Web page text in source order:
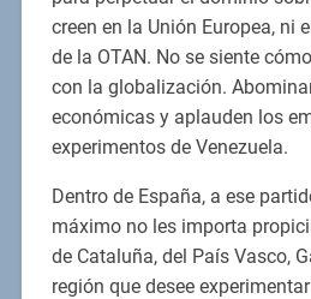
creen en la Unión Europea, ni
de la OTAN. No se siente
con la globalización.
económicas y aplauden los
experimentos de Venezuela.
Dentro de España, a ese
máximo no les importa
de Cataluña, del País Vasco,
región que desee